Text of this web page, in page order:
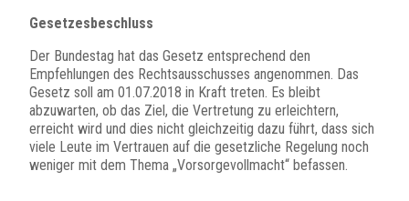
Gesetzesbeschluss
Der Bundestag hat das Gesetz entsprechend den
Empfehlungen des Rechtsausschusses angenommen. Das
Gesetz soll am 01.07.2018 in Kraft treten. Es bleibt
abzuwarten, ob das Ziel, die Vertretung zu erleichtern,
erreicht wird und dies nicht gleichzeitig dazu führt, dass sich
viele Leute im Vertrauen auf die gesetzliche Regelung noch
weniger mit dem Thema „Vorsorgevollmacht“ befassen.